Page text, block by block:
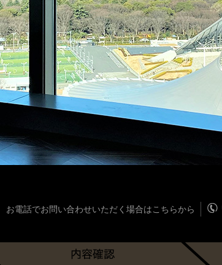
お電話でお問い合わせいただく場合はこちらから